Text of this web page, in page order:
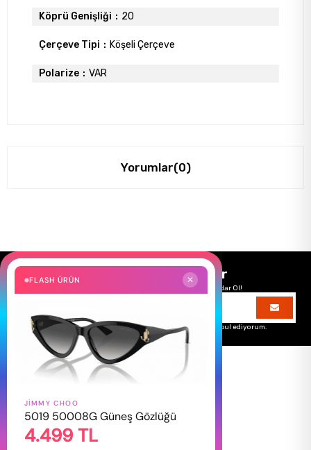
Köprü Genişliği 20
Çerçeve Tipi Köşeli Çerçeve
Polarize VAR
Yorumlar(0)
Size Özel Kampanyalar
Hemen Kayıt Ol Fırsatlardan Önce Sen Haberdar Ol!
Üyelik koşullarınıvekişisel verilerimin korunmasını kabul ediyorum.
HAKKIMIZDA
Hakkımızda
Gizlilik Politikası
FLASH ÜRÜN ✕
JIMMY CHOO
5019 50008G Güneş Gözlüğü
4.499 TL